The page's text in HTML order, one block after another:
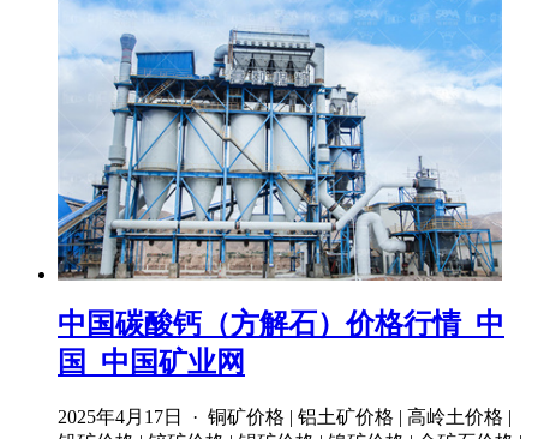
中国碳酸钙（方解石）价格行情_中
国_中国矿业网
2025年4月17日 · 铜矿价格 | 铝土矿价格 | 高岭土价格 |